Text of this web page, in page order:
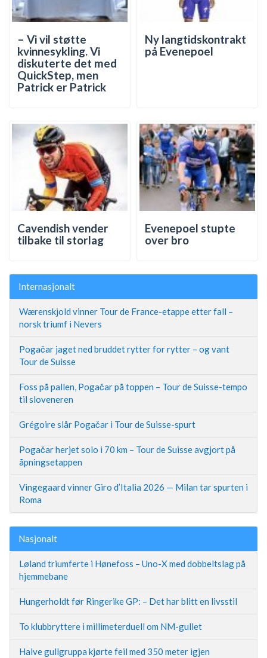
– Vi vil støtte
kvinnesykling. Vi
diskuterte det med
QuickStep, men
Patrick er Patrick
Ny langtidskontrakt
på Evenepoel
Cavendish vender
tilbake til storlag
Evenepoel stupte
over bro
Internasjonalt
Wærenskjold vinner Tour de France-etappe etter fall –
norsk triumf i Nevers
Pogačar jaget ned bruddet rytter for rytter – og vant
Tour de Suisse
Foss på pallen, Pogačar på toppen – Tour de Suisse-tempo
til sloveneren
Grégoire slår Pogačar i Tour de Suisse-spurt
Pogačar herjet solo i 70 km – Tour de Suisse avgjort på
åpningsetappen
Vingegaard vinner Giro d’Italia 2026 — Milan tar spurten i
Roma
Nasjonalt
Løland triumferte i Hønefoss – Uno-X med dobbeltslag på
hjemmebane
Hungerholdt før Ringerike GP: – Det har blitt en livsstil
To klubbryttere i millimeterduell om NM-gullet
Halve gullgruppa kjørte feil med 350 meter igjen